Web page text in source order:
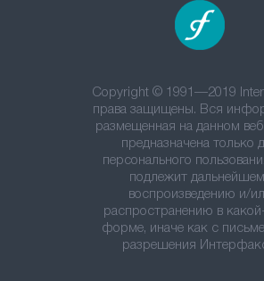
Copyright © 1991—2019
права защищены. Вся
размещенная на данном
предназначена только
персонального
подлежит
воспроизведению и/
распространению в
форме, иначе как с
разрешения